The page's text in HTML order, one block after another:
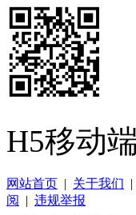
H5移动
网站首页 | 关于我们 |
阅
| 违规举报